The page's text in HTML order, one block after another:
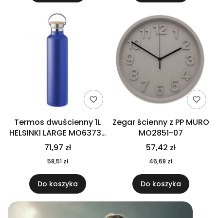
Termos dwuścienny 1L
HELSINKI LARGE MO6373-
04
71,97 zł
58,51 zł
Do koszyka
Zegar ścienny z PP MURO
MO2851-07
57,42 zł
46,68 zł
Do koszyka